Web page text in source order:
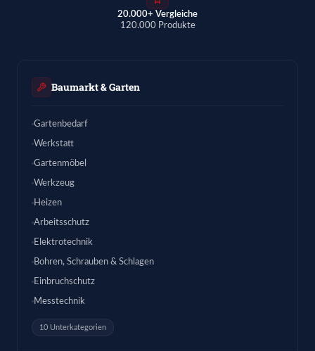
20.000+ Vergleiche
120.000 Produkte
Baumarkt & Garten
Gartenbedarf
Werkstatt
Gartenmöbel
Werkzeug
Heizen
Arbeitsschutz
Elektrotechnik
Bohren, Schrauben & Schlagen
Einbruchschutz
Messtechnik
10 Unterkategorien